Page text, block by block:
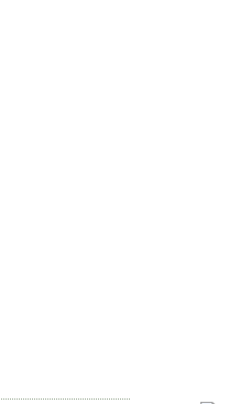
область,